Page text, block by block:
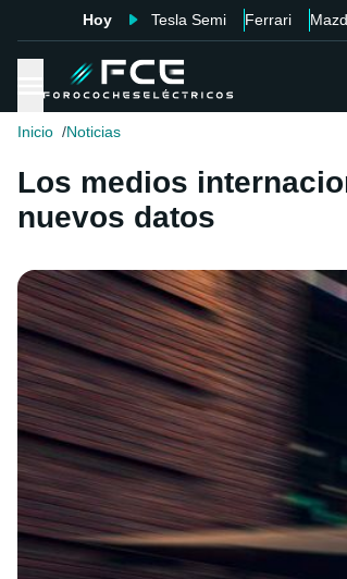
Hoy Tesla Semi Ferrari
Inicio Noticias
Los medios
nuevos datos